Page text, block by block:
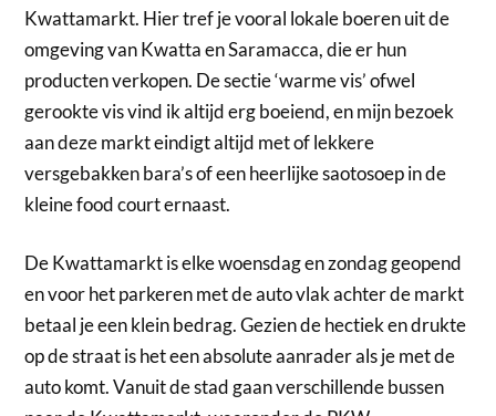
Kwattamarkt. Hier tref je vooral lokale boeren uit de
omgeving van Kwatta en Saramacca, die er hun
producten verkopen. De sectie ‘warme vis’ ofwel
gerookte vis vind ik altijd erg boeiend, en mijn bezoek
aan deze markt eindigt altijd met of lekkere
versgebakken bara’s of een heerlijke saotosoep in de
kleine food court ernaast.
De Kwattamarkt is elke woensdag en zondag geopend
en voor het parkeren met de auto vlak achter de markt
betaal je een klein bedrag. Gezien de hectiek en drukte
op de straat is het een absolute aanrader als je met de
auto komt. Vanuit de stad gaan verschillende bussen